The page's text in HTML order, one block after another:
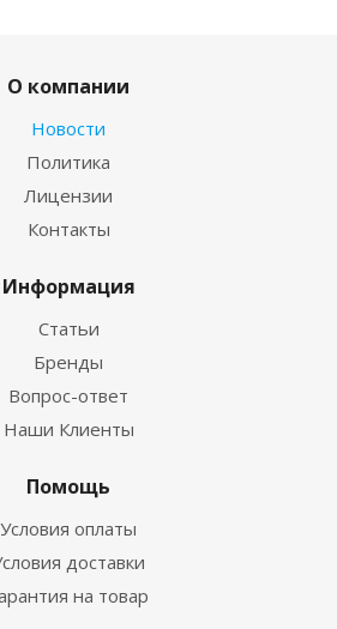
О компании
Новости
Политика
Лицензии
Контакты
Информация
Статьи
Бренды
Вопрос-ответ
Наши Клиенты
Помощь
Условия оплаты
доставки
на товар